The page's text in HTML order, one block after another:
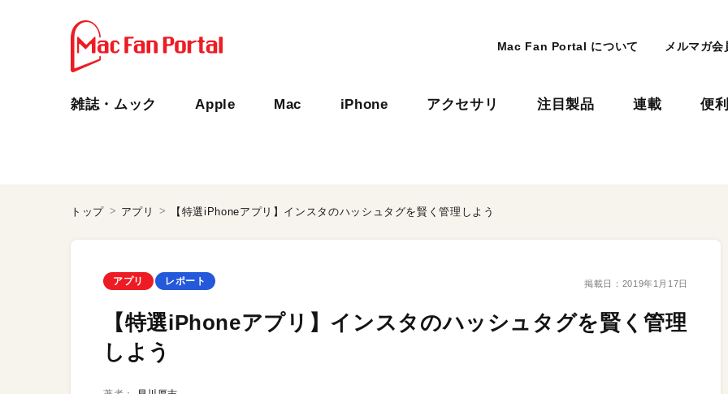
Mac Fan Portal について メルマガ会
雑誌・ムック Apple Mac iPhone アクセサリ 注目製品 連載 便
トップ アプリ 【特選iPhoneアプリ】インスタのハッシュタグを賢く管理しよう
アプリ レポート 掲載日： 2019年1月17日
【特選iPhoneアプリ】インスタのハッシュタグを賢く管理
しよう